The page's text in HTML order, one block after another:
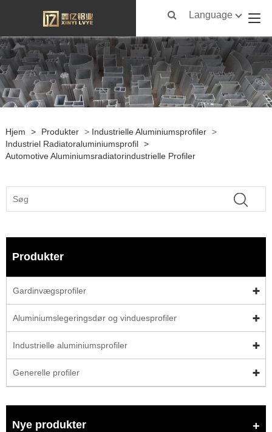
Language
Hjem > Produkter > Industrielle Aluminiumsprofiler >
Industriel Radiatoraluminiumsprofil >
Automotive Aluminiumsradiatorindustrielle Profiler
Produkter
Gardinvægsprofiler
Aluminiumslegeringsdør og vinduesprofiler
Industrielle aluminiumsprofiler
Generelle profiler
Nye produkter